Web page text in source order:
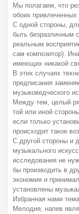
Мы полагаем, что
обоих привлеченных
С одной стороны,
быть безразличным
реальным
сам композитор).
имеющих никакой
В этих случаях
предписания
музыковедческого
Между тем, целый
той или иной
если только
происходит такое
С другой стороны и
музыкального
исследования не
бы производить в
экономия и
установлены
Избранная нами
Мелодия, напев